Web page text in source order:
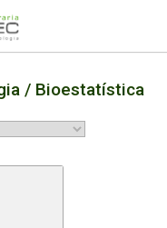
/ Bioestatística